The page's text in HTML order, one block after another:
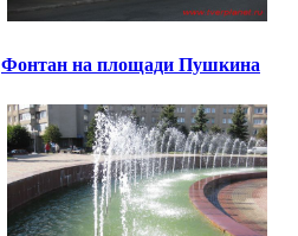
Фонтан на площади Пушкина